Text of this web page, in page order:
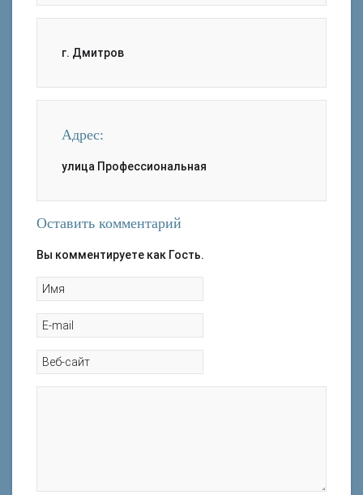
г. Дмитров
Адрес:
улица Профессиональная
Оставить комментарий
Вы комментируете как Гость.